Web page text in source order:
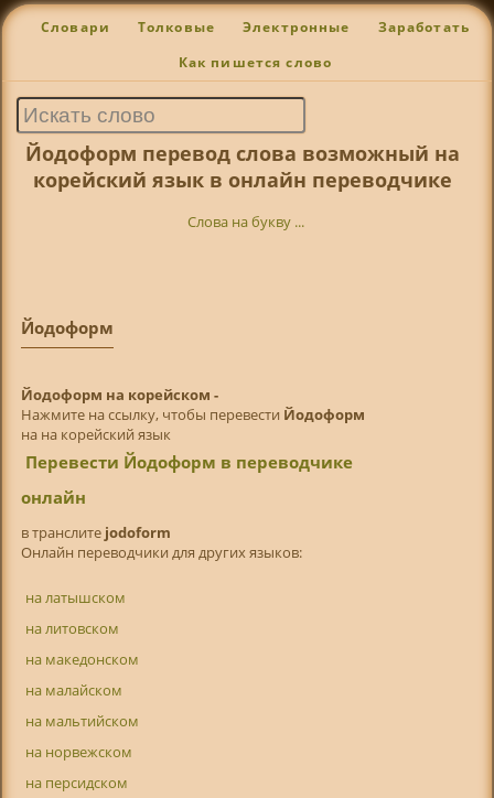
Словари Толковые Электронные Заработать
Как пишется слово
Йодоформ перевод слова возможный на
корейский язык в онлайн переводчике
Слова на букву ...
Йодоформ
Йодоформ на корейском -
Нажмите на ссылку, чтобы перевести Йодоформ
на на корейский язык
Перевести Йодоформ в переводчике
онлайн
в транслитe jodoform
Онлайн переводчики для других языков:
на латышском
на литовском
на македонском
на малайском
на мальтийском
на норвежском
на персидском